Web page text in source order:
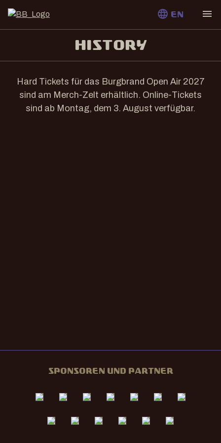
language EN menu
HISTORY
Hard Tickets für das Burgbrand Open Air 2027
sind am Merch-Zelt erhältlich. Online-Tickets
sind ab Montag, dem 3. August verfügbar.
SPONSOREN UND PARTNER